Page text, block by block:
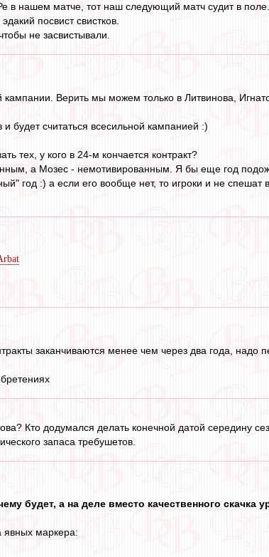
в нашем матче, тот наш следующий матч судит в поле.
посвист свистков.
не засвистывали.
кампании. Верить мы можем только в Литвинова,
будет считаться всесильной кампанией :)
тех, у кого в 24-м кончается контракт?
а Мозес - немотивированным. Я бы еще год
год :) а если его вообще нет, то игроки и не
заканчиваются менее чем через два года,
Кто додумался делать конечной датой середину
запаса требушетов.
будет, а на деле вместо качественного скачка
явных маркера: